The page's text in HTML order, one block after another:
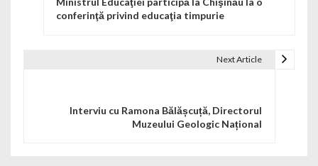
conferinţă privind educaţia timpurie
Next Article
Interviu cu Ramona Bălășcuță, Directorul
Muzeului Geologic Național